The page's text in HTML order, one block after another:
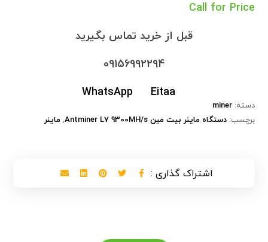
Call for Price
قبل از خرید تماس بگیرید
09156992294
WhatsApp
Eitaa
دسته:miner
برچسب:دستگاه ماینر بیت مین Antminer L7 9300MH/s ,ماینر